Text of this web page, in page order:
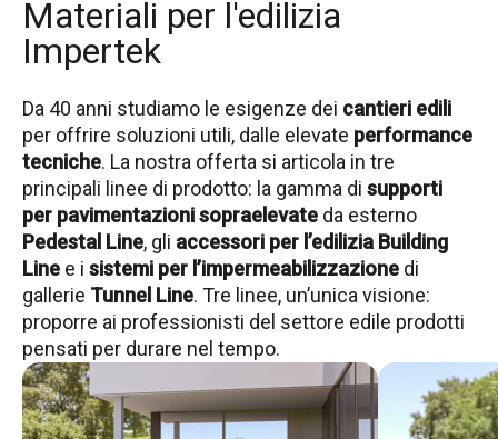
Materiali per l'edilizia
Impertek
Da 40 anni studiamo le esigenze dei cantieri edili
per offrire soluzioni utili, dalle elevate performance
tecniche. La nostra offerta si articola in tre
principali linee di prodotto: la gamma di supporti
per pavimentazioni sopraelevate da esterno
Pedestal Line, gli accessori per l’edilizia Building
Line e i sistemi per l’impermeabilizzazione di
gallerie Tunnel Line. Tre linee, un’unica visione:
proporre ai professionisti del settore edile prodotti
pensati per durare nel tempo.